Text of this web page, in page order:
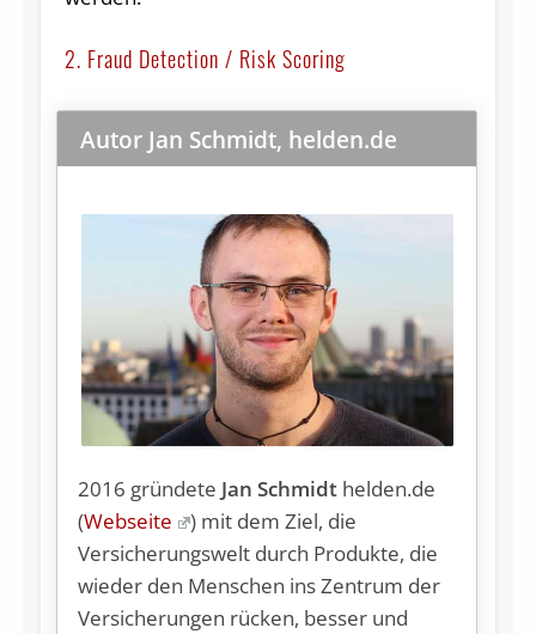
2. Fraud Detection / Risk Scoring
Autor Jan Schmidt, helden.de
2016 gründete Jan Schmidt helden.de
(Webseite
) mit dem Ziel, die
Versicherungswelt durch Produkte, die
wieder den Menschen ins Zentrum der
Versicherungen rücken, besser und